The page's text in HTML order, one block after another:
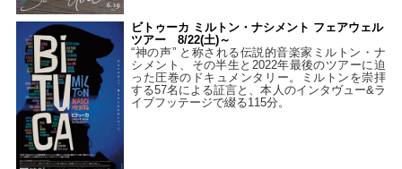
ビトゥーカ ミルトン・ナシメント フェアウェル
ツアー 8/22(土)～
“神の声” と称される伝説的音楽家ミルトン・ナ
シメント、その半生と2022年最後のツアーに迫
った圧巻のドキュメンタリー。ミルトンを崇拝
する57名による証言と、本人のインタヴュー&ラ
イブフッテージで綴る115分。